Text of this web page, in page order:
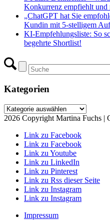
Konkurrenz empfiehlt und
„ChatGPT hat Sie
Kundin mit 5-stelligem
KI-Empfehlungsliste: So
begehrte Shortlist!
Kategorien
Kategorien
2026 Copyright Martina Fuchs |
Link zu Facebook
Link zu Facebook
Link zu Youtube
Link zu LinkedIn
Link zu Pinterest
Link zu Rss dieser Seite
Link zu Instagram
Link zu Instagram
Impressum